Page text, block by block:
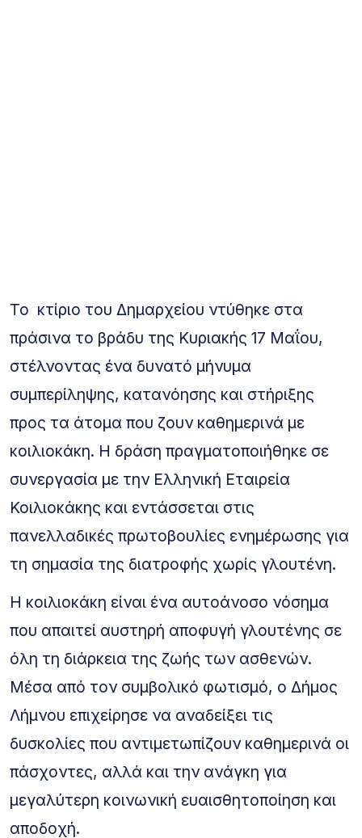
Το κτίριο του Δημαρχείου ντύθηκε στα
πράσινα το βράδυ της Κυριακής 17 Μαΐου,
στέλνοντας ένα δυνατό μήνυμα
συμπερίληψης, κατανόησης και στήριξης
προς τα άτομα που ζουν καθημερινά με
κοιλιοκάκη. Η δράση πραγματοποιήθηκε σε
συνεργασία με την Ελληνική Εταιρεία
Κοιλιοκάκης και εντάσσεται στις
πανελλαδικές πρωτοβουλίες ενημέρωσης για
τη σημασία της διατροφής χωρίς γλουτένη.
Η κοιλιοκάκη είναι ένα αυτοάνοσο νόσημα
που απαιτεί αυστηρή αποφυγή γλουτένης σε
όλη τη διάρκεια της ζωής των ασθενών.
Μέσα από τον συμβολικό φωτισμό, ο Δήμος
Λήμνου επιχείρησε να αναδείξει τις
δυσκολίες που αντιμετωπίζουν καθημερινά οι
πάσχοντες, αλλά και την ανάγκη για
μεγαλύτερη κοινωνική ευαισθητοποίηση και
αποδοχή.